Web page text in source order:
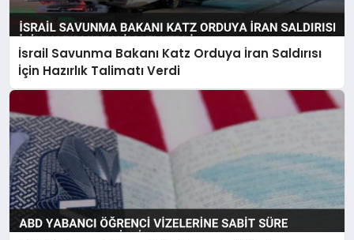
İsrail Savunma Bakanı Katz Orduya İran Saldırısı
İçin Hazırlık Talimatı Verdi